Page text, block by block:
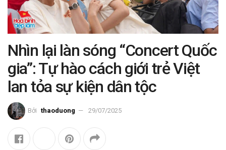
Nhìn lại làn sóng “Concert Quốc
gia”: Tự hào cách giới trẻ Việt
lan tỏa sự kiện dân tộc
Bởi thaoduong 29/07/2025